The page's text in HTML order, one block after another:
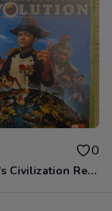
0
Sid Meier's Civilization Revolution Xbox 360